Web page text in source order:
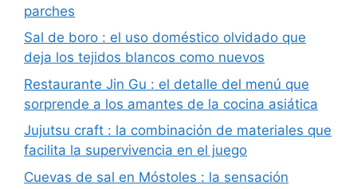
parches
Sal de boro : el uso doméstico olvidado que
deja los tejidos blancos como nuevos
Restaurante Jin Gu : el detalle del menú que
sorprende a los amantes de la cocina asiática
Jujutsu craft : la combinación de materiales que
facilita la supervivencia en el juego
Cuevas de sal en Móstoles : la sensación